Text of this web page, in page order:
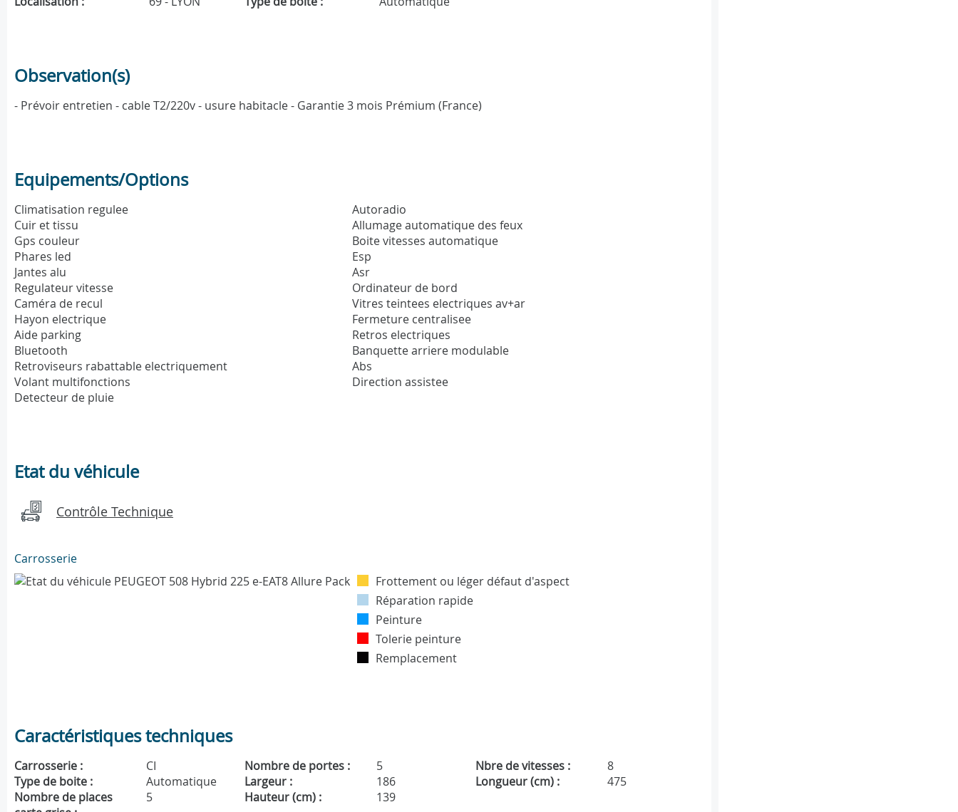
Observation(s)
- Prévoir entretien - cable T2/220v - usure habitacle - Garantie 3 mois Prémium (France)
Equipements/Options
Climatisation regulee
Cuir et tissu
Gps couleur
Phares led
Jantes alu
Regulateur vitesse
Caméra de recul
Hayon electrique
Aide parking
Bluetooth
Retroviseurs rabattable electriquement
Volant multifonctions
Detecteur de pluie
Autoradio
Allumage automatique des feux
Boite vitesses automatique
Esp
Asr
Ordinateur de bord
Vitres teintees electriques av+ar
Fermeture centralisee
Retros electriques
Banquette arriere modulable
Abs
Direction assistee
Etat du véhicule
Contrôle Technique
Carrosserie
Frottement ou léger défaut d'aspect
Réparation rapide
Peinture
Tolerie peinture
Remplacement
Caractéristiques techniques
Carrosserie : CI Nombre de portes : 5 Nbre de vitesses :
8
Type de boite :
Automatique Largeur : 186 Longueur (cm) :
475
Nombre de places
5 Hauteur (cm) : 139